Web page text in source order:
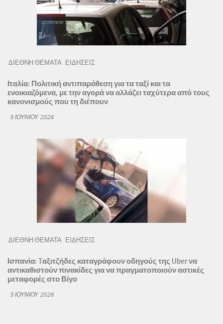
ΔΙΕΘΝΗ ΘΕΜΑΤΑ ΕΙΔΗΣΕΙΣ
Ιταλία: Πολιτική αντιπαράθεση για τα ταξί και τα
ενοικιαζόμενα, με την αγορά να αλλάζει ταχύτερα από τους
κανονισμούς που τη διέπουν
5 ΙΟΥΝΊΟΥ 2026
ΔΙΕΘΝΗ ΘΕΜΑΤΑ ΕΙΔΗΣΕΙΣ
Ισπανία: Tαξιτζήδες καταγράφουν οδηγούς της Uber να
αντικαθιστούν πινακίδες για να πραγματοποιούν αστικές
μεταφορές στο Βίγο
5 ΙΟΥΝΊΟΥ 2026